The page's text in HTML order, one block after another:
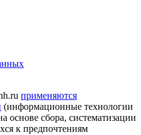
применяются
(информационные технологии
основе сбора, систематизации
к предпочтениям